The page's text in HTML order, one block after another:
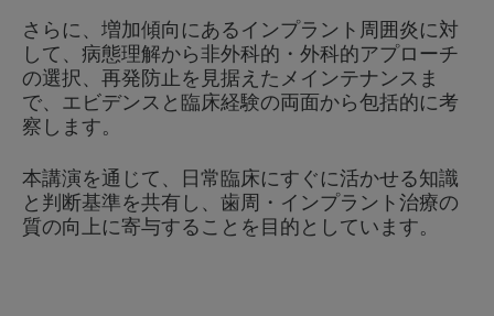
さらに、増加傾向にあるインプラント周囲炎に対
して、病態理解から非外科的・外科的アプローチ
の選択、再発防止を見据えたメインテナンスま
で、エビデンスと臨床経験の両面から包括的に考
察します。
本講演を通じて、日常臨床にすぐに活かせる知識
と判断基準を共有し、歯周・インプラント治療の
質の向上に寄与することを目的としています。